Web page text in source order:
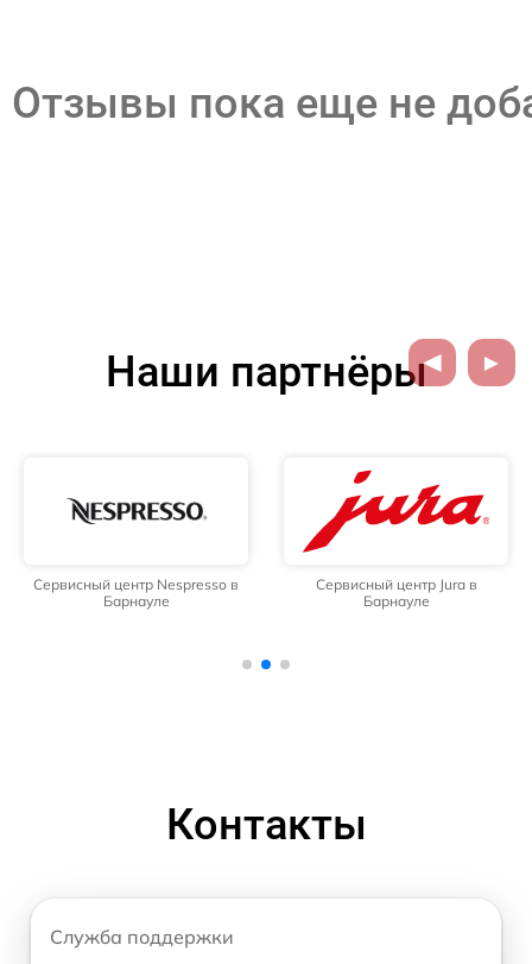
Отзывы пока еще не
Наши партнёры
Сервисный центр Nespresso в
Барнауле
Сервисный центр Jura в
Барнауле
Контакты
Служба поддержки